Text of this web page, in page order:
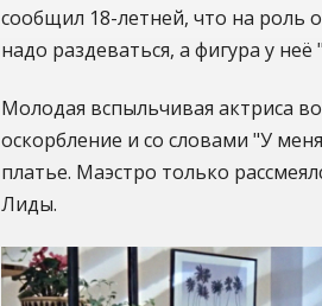
сообщил 18-летней, что на роль
надо раздеваться, а фигура у неё
Молодая вспыльчивая актриса
оскорбление и со словами "У
платье. Маэстро только
Лиды.